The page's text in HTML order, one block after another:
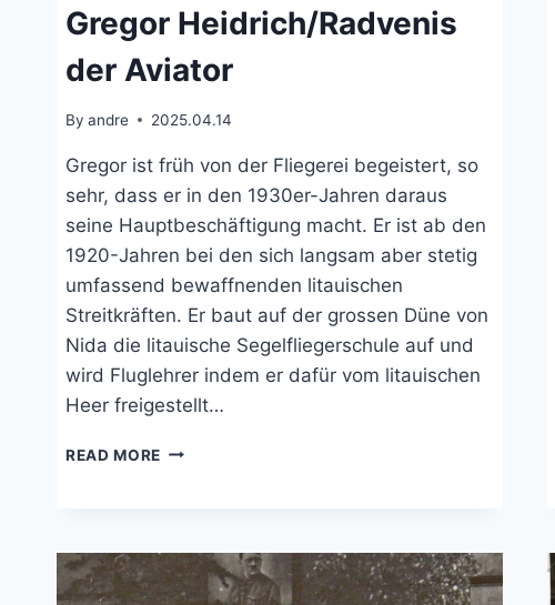
Gregor Heidrich/Radvenis
der Aviator
By andre 2025.04.14
Gregor ist früh von der Fliegerei begeistert, so
sehr, dass er in den 1930er-Jahren daraus
seine Hauptbeschäftigung macht. Er ist ab den
1920-Jahren bei den sich langsam aber stetig
umfassend bewaffnenden litauischen
Streitkräften. Er baut auf der grossen Düne von
Nida die litauische Segelfliegerschule auf und
wird Fluglehrer indem er dafür vom litauischen
Heer freigestellt…
READ MORE GREGOR